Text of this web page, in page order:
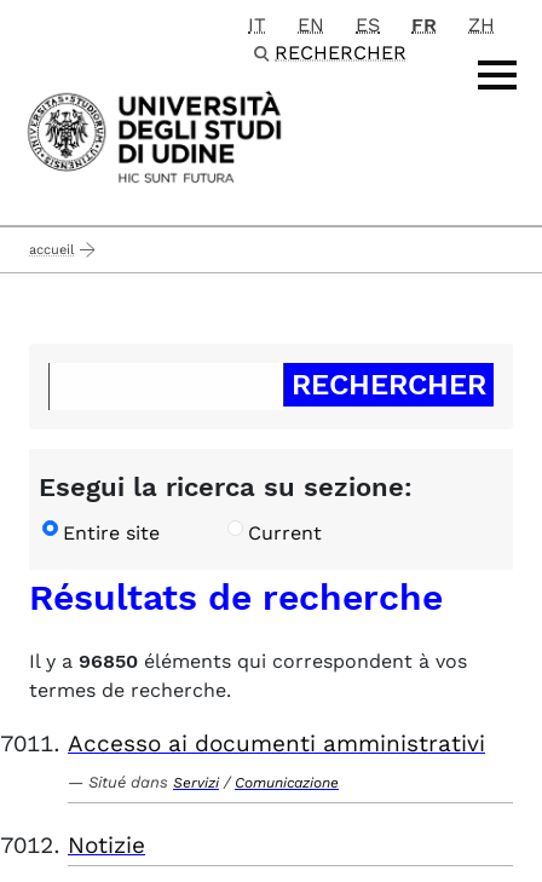
Passa al contenuto principale
IT EN ES FR
ZH
RECHERCHER
accueil
Esegui la ricerca su sezione:
Entire site Current
Résultats de recherche
Il y a 96850 éléments qui correspondent à vos
termes de recherche.
Accesso ai documenti amministrativi
Situé dans Servizi / Comunicazione
Notizie